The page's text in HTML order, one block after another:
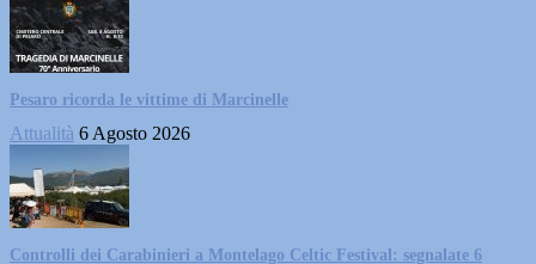
Pesaro ricorda le vittime di Marcinelle
Attualità 6 Agosto 2026
Controlli dei Carabinieri a Montelago Celtic Festival: segnalate 6